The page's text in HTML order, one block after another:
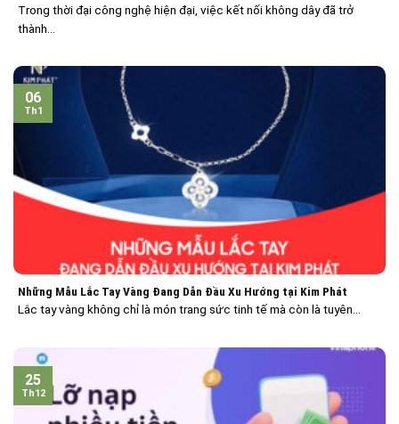
Trong thời đại công nghệ hiện đại, việc kết nối không dây đã trở
thành...
Những Mẫu Lắc Tay Vàng Đang Dẫn Đầu Xu Hướng tại Kim Phát
Lắc tay vàng không chỉ là món trang sức tinh tế mà còn là tuyên...
06
Th1
25
Th12